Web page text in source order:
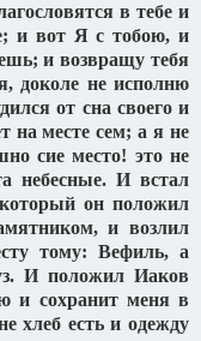
в тебе и
и вот Я с тобою, и
и возвращу тебя
доколе не исполню
от сна своего и
на месте сем; а я не
сие место! это не
небесные. И встал
он положил
и возлил
тому: Вефиль, а
И положил Иаков
и сохранит меня в
хлеб есть и одежду